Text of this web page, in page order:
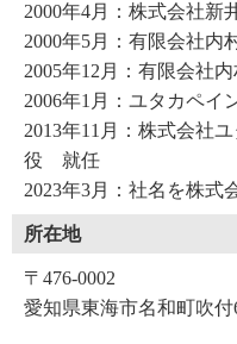
2000年4月：株式会社
2000年5月：有限会社
2005年12月：有限会社
2006年1月：ユタカペ
2013年11月：株式会
役 就任
2023年3月：社名を株式
所在地
〒476-0002
愛知県東海市名和町吹付